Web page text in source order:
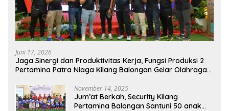
Juni 17, 2026
Jaga Sinergi dan Produktivitas Kerja, Fungsi Produksi 2
Pertamina Patra Niaga Kilang Balongan Gelar Olahraga
November 14, 2025
Jum’at Berkah, Security Kilang
Pertamina Balongan Santuni 50 anak